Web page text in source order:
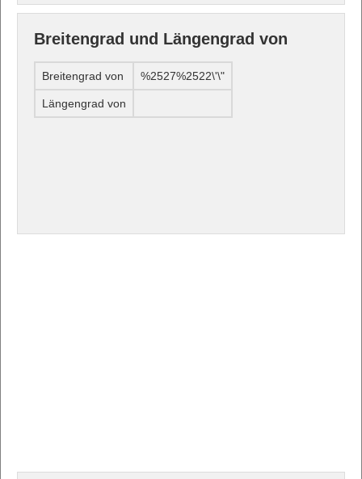
Breitengrad und Längengrad von
Breitengrad von %2527%2522\'\"
Längengrad von